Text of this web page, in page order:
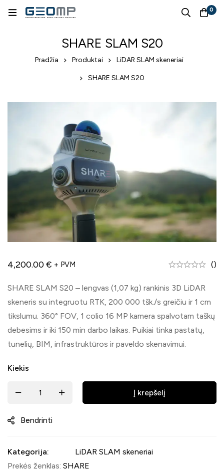
0
SHARE SLAM S20
Pradžia Produktai LiDAR SLAM skeneriai
SHARE SLAM S20
4,200.00 € + PVM ()
SHARE SLAM S20 – lengvas (1,07 kg) rankinis 3D LiDAR
skeneris su integruotu RTK, 200 000 tšk./s greičiu ir 1 cm
tikslumu. 360° FOV, 1 colio 16 MP kamera spalvotam taškų
debesims ir iki 150 min darbo laikas. Puikiai tinka pastatų,
tunelių, BIM, infrastruktūros ir paveldo skenavimui.
Kiekis
Į krepšelį
Bendrinti
Kategorija:
LiDAR SLAM skeneriai
Prekės ženklas: SHARE